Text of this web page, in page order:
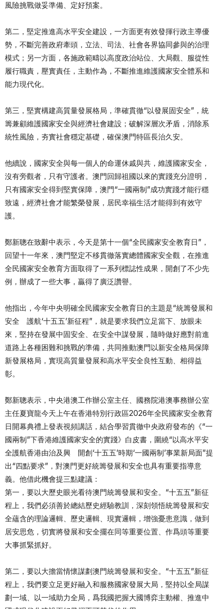
風險挑戰做妥準備、定好預案。
第二，堅定推進高水平安全建設，一方面更有效發揮行政主導優
勢，不斷完善政府牽頭，立法、司法、社會各界協同參與的治理
模式；另一方面，各施政範疇以高度政治站位、大局觀、服從性
履行職責，壓實責任，主動作為，不斷推進維護國家安全體系和
能力現代化。
第三，堅實構建高質量發展格局，準確貫徹“以發展固安全”，統
籌兼顧維護國家安全與經濟社會建設；破解深層次矛盾，消除系
統性風險，夯實社會穩定基礎，確保澳門特區長治久安。
他續說，國家安全與每一個人的命運休戚與共，維護國家安全，
沒有旁觀者，只有守護者。澳門回歸祖國以來的實踐充分證明，
只有國家安全得到堅實保障，澳門“一國兩制”成功實踐才能行穩
致遠，經濟社會才能繁榮發展，居民幸福生活才能得到有效守
護。
鄭新聰在致辭中表示，今天是第十一個“全民國家安全教育日”，
回望十一年來，澳門堅定不移貫徹落實總體國家安全觀，在推進
全民國家安全教育方面取得了一系列標誌性成果，開創了不少先
例，辦成了一些大事，贏得了廣泛讚譽。
他指出，今年中央明確全民國家安全教育日的主題是“統籌發展和
安全 護航‘十五五’新征程”，就是要求我們立足當下、放眼未
來，堅持在發展中固安全、在安全中謀發展，隨時做好應對前進
道路上各種困難和挑戰的準備，共同推動澳門以新安全格局保障
新發展格局，實現高質量發展和高水平安全良性互動、相得益
彰。
鄭新聰表示，中央港澳工作辦公室主任、國務院港澳事務辦公室
主任夏寶龍今天上午在香港特別行政區2026年全民國家安全教育
日開幕典禮上發表視頻講話，結合學習貫徹中央政府發布的《“一
國兩制”下香港維護國家安全的實踐》白皮書，圍繞“以高水平安
全護航香港由治及興 開創‘十五五’時期‘一國兩制’事業新局面”提
出“四點要求”，對澳門更好統籌發展和安全也具有重要指導意
義。他借此機會提三點建議：
第一，要以大歷史眼光看待澳門統籌發展和安全。“十五五”新征
程上，我們必須善於總結歷史經驗教訓，深刻領悟統籌發展和安
全蘊含的理論邏輯、歷史邏輯、現實邏輯，增強憂患意識，做到
居安思危，切實將發展和安全擺在同等重要位置、作爲頭等重要
大事抓緊抓好。
第二，要以大擔當情懷謀劃澳門統籌發展和安全。“十五五”新征
程上，我們要立足更好融入和服務國家發展大局，堅持以全局謀
劃一域、以一域助力全局，爲我國把握大國博弈主動權、推進中